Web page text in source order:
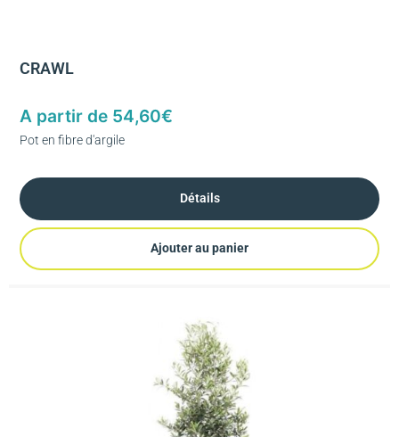
CRAWL
A partir de 54,60€
Pot en fibre d'argile
Détails
Ajouter au panier